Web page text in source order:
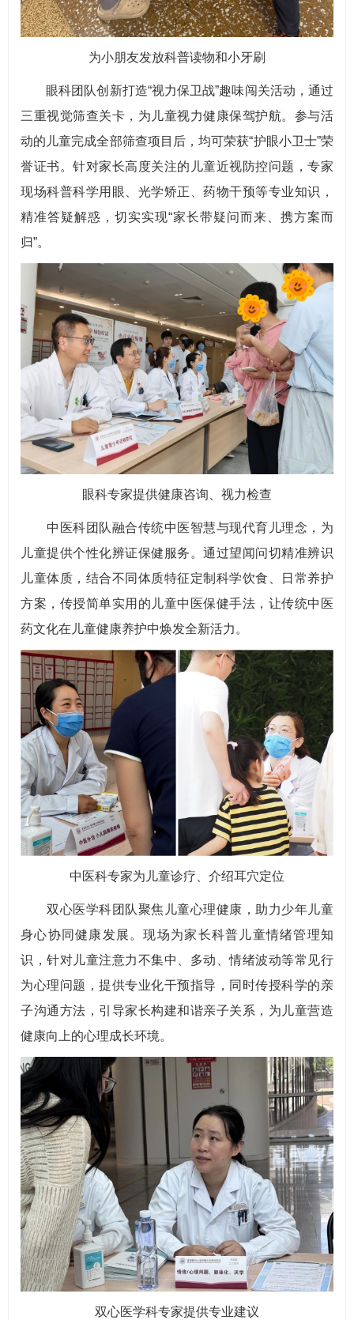
为小朋友发放科普读物和小牙刷
眼科团队创新打造“视力保卫战”趣味闯关活动，通过
三重视觉筛查关卡，为儿童视力健康保驾护航。参与活
动的儿童完成全部筛查项目后，均可荣获“护眼小卫士”荣
誉证书。针对家长高度关注的儿童近视防控问题，专家
现场科普科学用眼、光学矫正、药物干预等专业知识，
精准答疑解惑，切实实现“家长带疑问而来、携方案而
归”。
眼科专家提供健康咨询、视力检查
中医科团队融合传统中医智慧与现代育儿理念，为
儿童提供个性化辨证保健服务。通过望闻问切精准辨识
儿童体质，结合不同体质特征定制科学饮食、日常养护
方案，传授简单实用的儿童中医保健手法，让传统中医
药文化在儿童健康养护中焕发全新活力。
中医科专家为儿童诊疗、介绍耳穴定位
双心医学科团队聚焦儿童心理健康，助力少年儿童
身心协同健康发展。现场为家长科普儿童情绪管理知
识，针对儿童注意力不集中、多动、情绪波动等常见行
为心理问题，提供专业化干预指导，同时传授科学的亲
子沟通方法，引导家长构建和谐亲子关系，为儿童营造
健康向上的心理成长环境。
双心医学科专家提供专业建议